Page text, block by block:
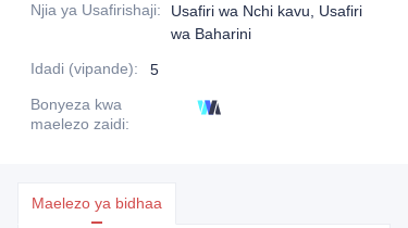
Njia ya Usafirishaji:
Usafiri wa Nchi kavu, Usafiri
wa Baharini
Idadi (vipande):
5
Bonyeza kwa
maelezo zaidi:
Maelezo ya bidhaa